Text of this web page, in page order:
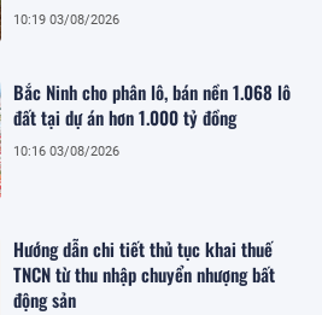
10:19 03/08/2026
Bắc Ninh cho phân lô, bán nền 1.068 lô
đất tại dự án hơn 1.000 tỷ đồng
10:16 03/08/2026
Hướng dẫn chi tiết thủ tục khai thuế
TNCN từ thu nhập chuyển nhượng bất
động sản